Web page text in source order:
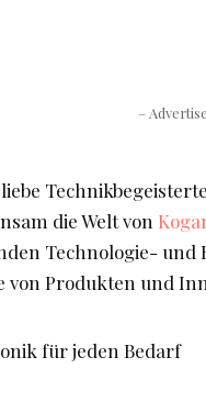
–
die Welt von
Technologie- und
von Produkten und
für jeden Bedarf